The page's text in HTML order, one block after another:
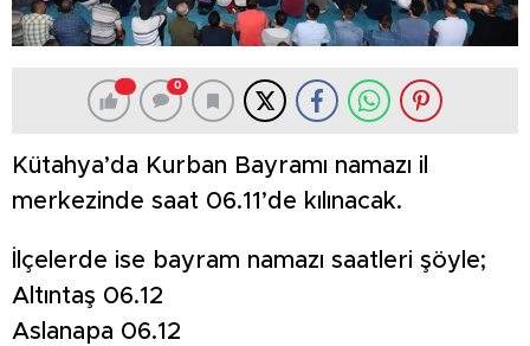
0
Kütahya’da Kurban Bayramı namazı il
merkezinde saat 06.11’de kılınacak.
İlçelerde ise bayram namazı saatleri şöyle;
Altıntaş 06.12
Aslanapa 06.12